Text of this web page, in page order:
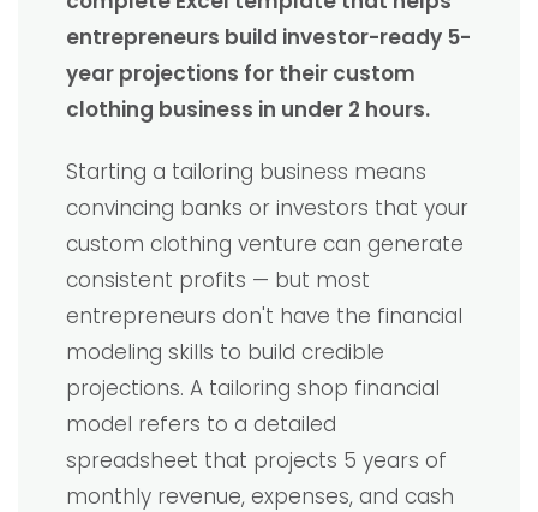
entrepreneurs build investor-ready 5-
year projections for their custom
clothing business in under 2 hours.
Starting a tailoring business means
convincing banks or investors that your
custom clothing venture can generate
consistent profits — but most
entrepreneurs don't have the financial
modeling skills to build credible
projections. A tailoring shop financial
model refers to a detailed
spreadsheet that projects 5 years of
monthly revenue, expenses, and cash